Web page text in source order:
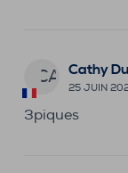
CA Cathy
25 JUIN
3piques